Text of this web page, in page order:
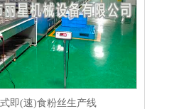
即(速)食粉丝生产线